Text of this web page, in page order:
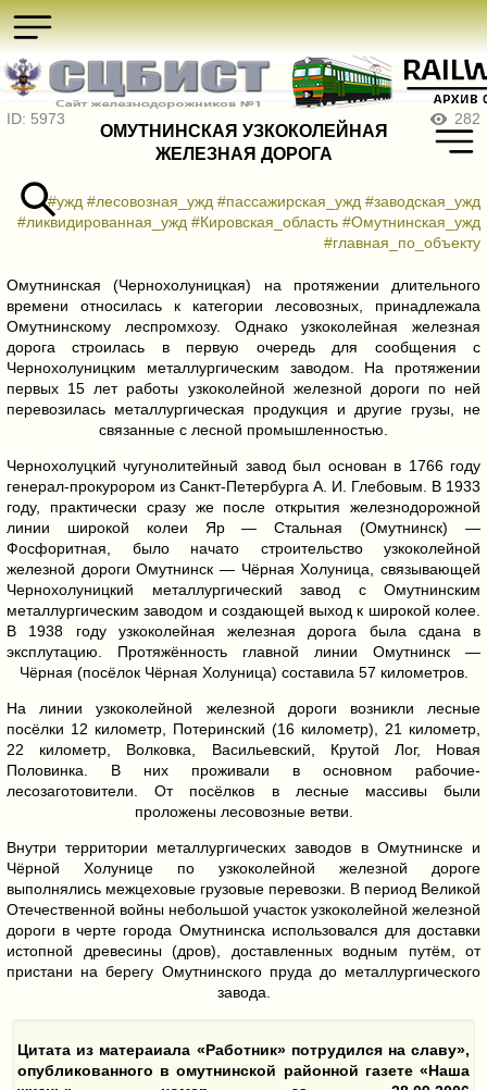
ID: 5973
ОМУТНИНСКАЯ УЗКОКОЛЕЙНАЯ
ЖЕЛЕЗНАЯ ДОРОГА
282
#ужд #лесовозная_ужд #пассажирская_ужд #заводская_ужд
#ликвидированная_ужд #Кировская_область #Омутнинская_ужд
#главная_по_объекту
Омутнинская (Чернохолуницкая) на протяжении длительного
времени относилась к категории лесовозных, принадлежала
Омутнинскому леспромхозу. Однако узкоколейная железная
дорога строилась в первую очередь для сообщения с
Чернохолуницким металлургическим заводом. На протяжении
первых 15 лет работы узкоколейной железной дороги по ней
перевозилась металлургическая продукция и другие грузы, не
связанные с лесной промышленностью.
Чернохолуцкий чугунолитейный завод был основан в 1766 году
генерал-прокурором из Санкт-Петербурга А. И. Глебовым. В 1933
году, практически сразу же после открытия железнодорожной
линии широкой колеи Яр — Стальная (Омутнинск) —
Фосфоритная, было начато строительство узкоколейной
железной дороги Омутнинск — Чёрная Холуница, связывающей
Чернохолуницкий металлургический завод с Омутнинским
металлургическим заводом и создающей выход к широкой колее.
В 1938 году узкоколейная железная дорога была сдана в
эксплутацию. Протяжённость главной линии Омутнинск —
Чёрная (посёлок Чёрная Холуница) составила 57 километров.
На линии узкоколейной железной дороги возникли лесные
посёлки 12 километр, Потеринский (16 километр), 21 километр,
22 километр, Волковка, Васильевский, Крутой Лог, Новая
Половинка. В них проживали в основном рабочие-
лесозаготовители. От посёлков в лесные массивы были
проложены лесовозные ветви.
Внутри территории металлургических заводов в Омутнинске и
Чёрной Холунице по узкоколейной железной дороге
выполнялись межцеховые грузовые перевозки. В период Великой
Отечественной войны небольшой участок узкоколейной железной
дороги в черте города Омутнинска использовался для доставки
истопной древесины (дров), доставленных водным путём, от
пристани на берегу Омутнинского пруда до металлургического
завода.
Цитата из матераиала «Работник» потрудился на славу»,
опубликованного в омутнинской районной газете «Наша